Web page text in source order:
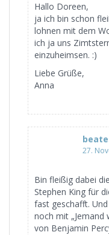
Hallo Doreen,
ja ich bin schon
lohnen mit dem
ich ja uns
einzuheimsen. :)
Liebe Grüße,
Anna
27.
Bin fleißig dabei
Stephen King für
fast geschafft.
noch mit „Jemand
von Benjamin